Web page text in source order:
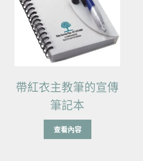
帶紅衣主教筆的宣傳
筆記本
查看內容